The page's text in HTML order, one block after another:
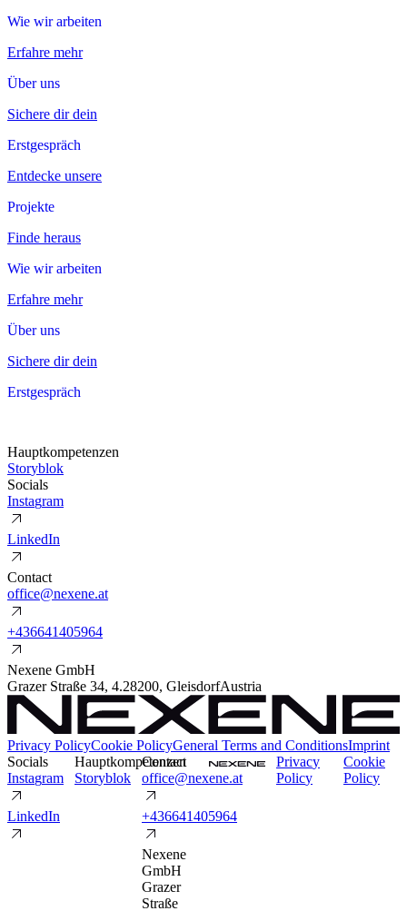
Wie wir arbeiten
Wie wir arbeiten
Erfahre mehr
Über uns
Über uns
Sichere dir dein
Erstgespräch
Erstgespräch
Entdecke unsere
Projekte
Projekte
Finde heraus
Wie wir arbeiten
Wie wir arbeiten
Erfahre mehr
Über uns
Über uns
Sichere dir dein
Erstgespräch
Erstgespräch
Hauptkompetenzen
Storyblok
Socials
Instagram
LinkedIn
Contact
office@nexene.at
+436641405964
Nexene GmbH
Grazer Straße 34, 4.28200, GleisdorfAustria
Privacy PolicyCookie PolicyGeneral Terms and ConditionsImprint
Socials
Instagram
LinkedIn
Hauptkompetenzen
Storyblok
Contact
office@nexene.at
+436641405964
Nexene
GmbH
Grazer
Straße
Privacy
Policy
Cookie
Policy